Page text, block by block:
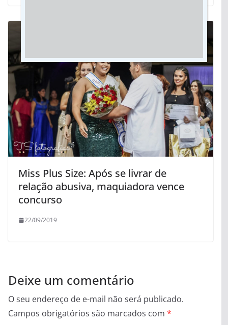
Miss Plus Size: Após se livrar de
relação abusiva, maquiadora vence
concurso
22/09/2019
Deixe um comentário
O seu endereço de e-mail não será publicado.
Campos obrigatórios são marcados com *